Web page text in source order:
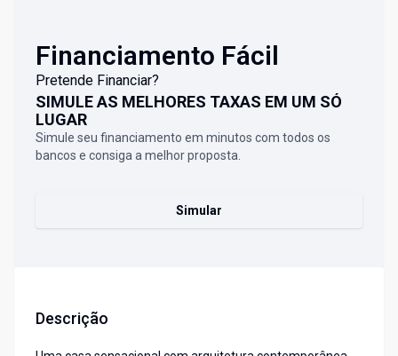
Financiamento Fácil
Pretende Financiar?
SIMULE AS MELHORES TAXAS EM UM SÓ
LUGAR
Simule seu financiamento em minutos com todos os
bancos e consiga a melhor proposta.
Simular
Descrição